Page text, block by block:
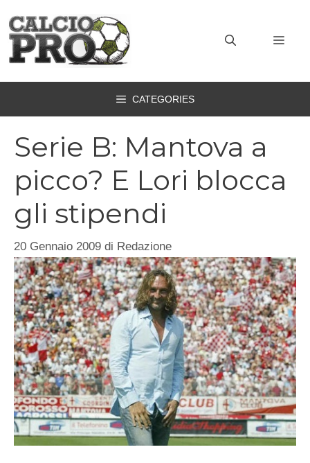
contenuto
CATEGORIES
Serie B: Mantova a
picco? E Lori blocca
gli stipendi
20 Gennaio 2009 di Redazione